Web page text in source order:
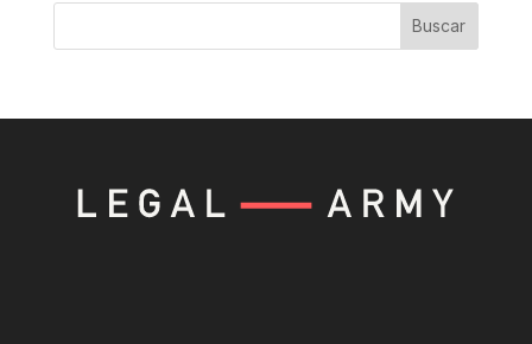
Buscar